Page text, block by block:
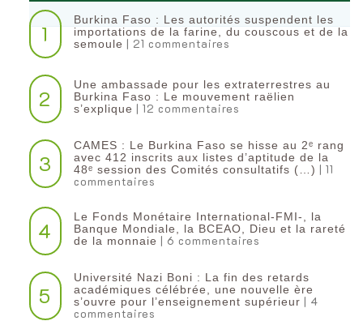
1
Burkina Faso : Les autorités suspendent les
importations de la farine, du couscous et de la
semoule | 21 commentaires
2
Une ambassade pour les extraterrestres au
Burkina Faso : Le mouvement raëlien
s’explique | 12 commentaires
3
CAMES : Le Burkina Faso se hisse au 2ᵉ rang
avec 412 inscrits aux listes d’aptitude de la
48ᵉ session des Comités consultatifs (…) | 11
commentaires
4
Le Fonds Monétaire International-FMI-, la
Banque Mondiale, la BCEAO, Dieu et la rareté
de la monnaie | 6 commentaires
5
Université Nazi Boni : La fin des retards
académiques célébrée, une nouvelle ère
s’ouvre pour l’enseignement supérieur | 4
commentaires